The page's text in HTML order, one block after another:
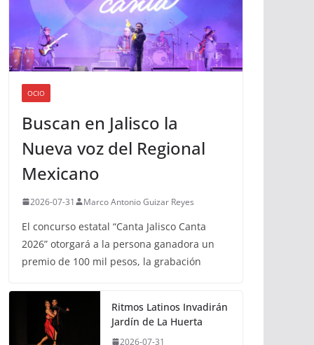
OCIO
Buscan en Jalisco la
Nueva voz del Regional
Mexicano
2026-07-31 Marco Antonio Guizar Reyes
El concurso estatal “Canta Jalisco Canta
2026” otorgará a la persona ganadora un
premio de 100 mil pesos, la grabación
Ritmos Latinos Invadirán
Jardín de La Huerta
2026-07-31